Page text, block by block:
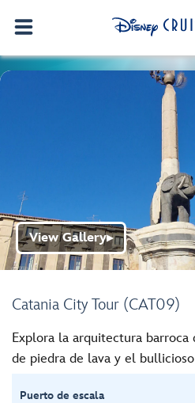
Catania City Tour (CAT09)
View Gallery▶
Explora la arquitectura barroca
de piedra de lava y el
Puerto de escala